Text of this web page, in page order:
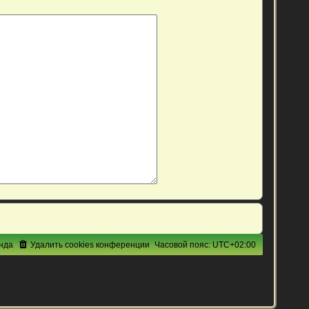
Часовой пояс:UTC+02:00
Удалить cookies конференции